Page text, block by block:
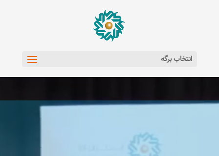
انتخاب برگه
نمایشگر